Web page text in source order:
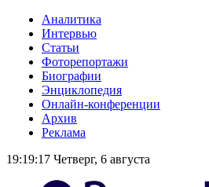
Аналитика
Интервью
Статьи
Фоторепортажи
Биографии
Энциклопедия
Онлайн-конференции
Архив
Реклама
19:19:17 Четверг, 6 августа